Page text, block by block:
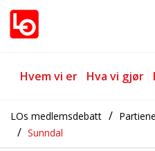
Kommunene
Gå til hovedinnhold
Gå til navigasjon
Hvem vi er Hva vi gjør
LOs medlemsdebatt
Sunndal